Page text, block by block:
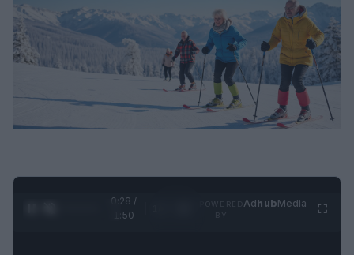
0:29 /
1:50
AdhubMedia